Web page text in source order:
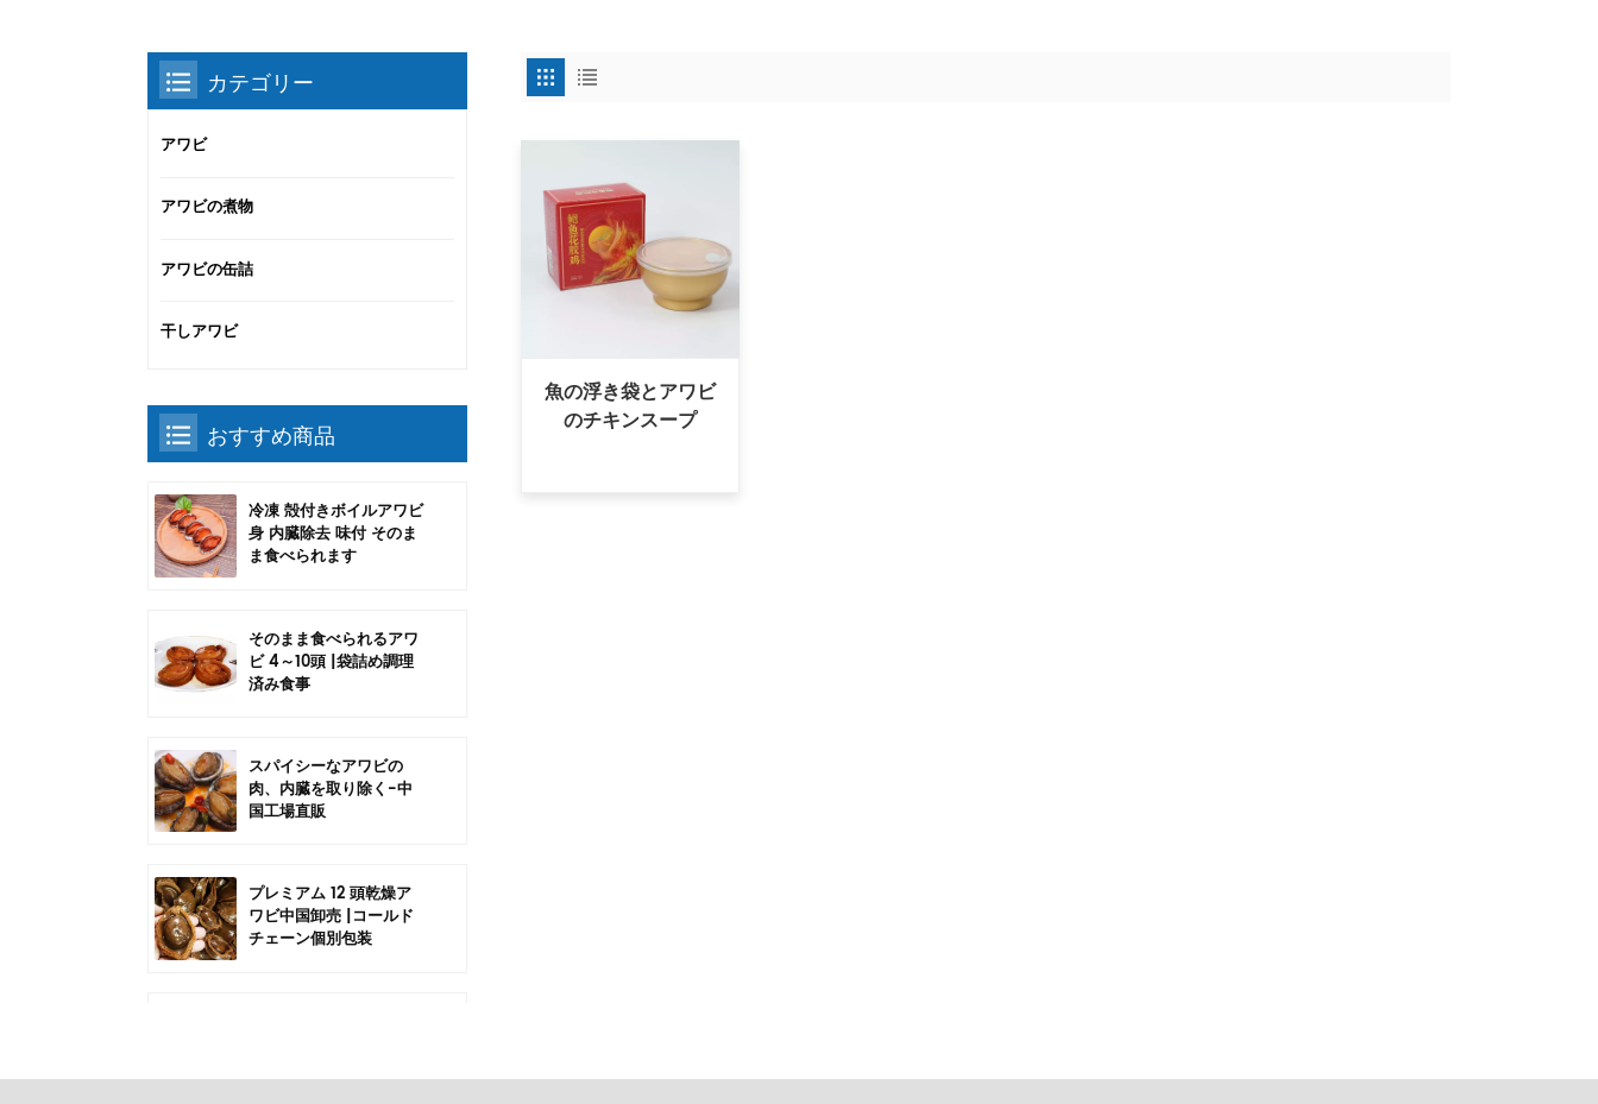
魚の浮き袋とアワビ
のチキンスープ
カテゴリー
アワビ
アワビの煮物
アワビの缶詰
干しアワビ
おすすめ商品
冷凍 殻付きボイルアワビ
身 内臓除去 味付 そのま
ま食べられます
そのまま食べられるアワ
ビ 4～10頭 |袋詰め調理
済み食事
スパイシーなアワビの
肉、内臓を取り除く-中
国工場直販
プレミアム 12 頭乾燥ア
ワビ中国卸売 |コールド
チェーン個別包装